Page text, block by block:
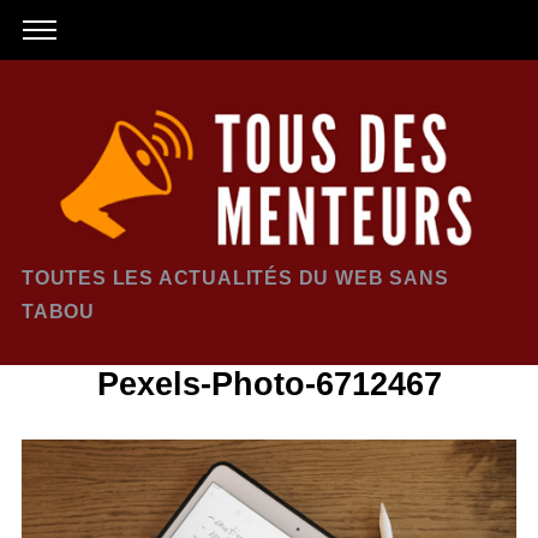
TOUTES LES ACTUALITÉS DU WEB SANS
TABOU
Pexels-Photo-6712467